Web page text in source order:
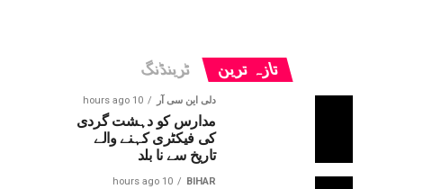
تازہ ترین ٹرینڈنگ
دلی این سی آر 10 hours ago
مدارس کو دہشت گردی
کی فیکٹری کہنے والے
تاریخ سے نا بلد
BIHAR
10 hours ago